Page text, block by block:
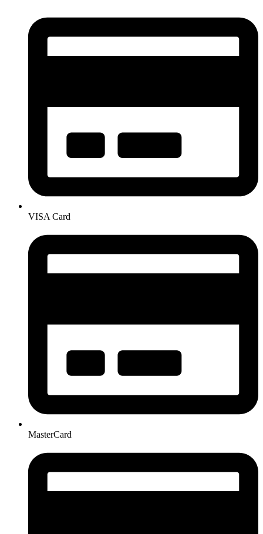
VISA Card
MasterCard